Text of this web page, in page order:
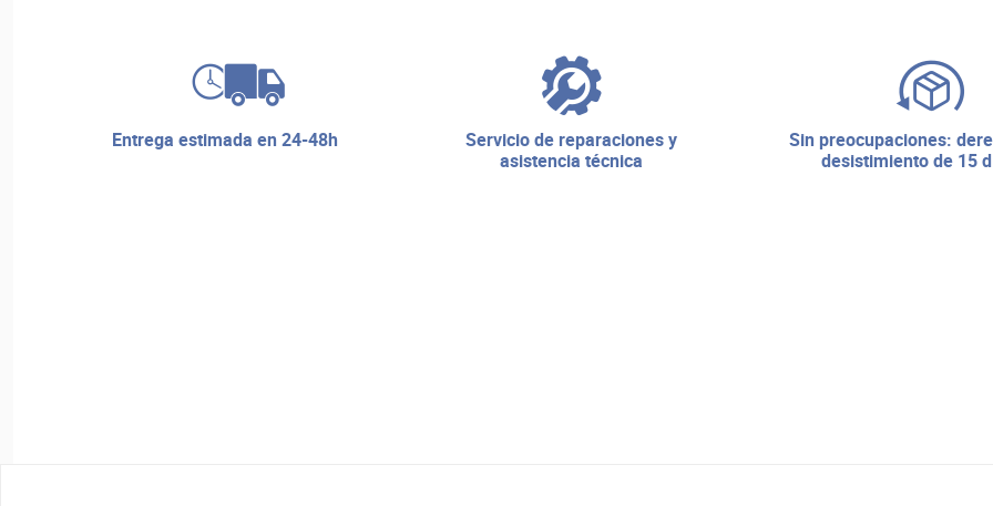
entrega estimada en 24-48h
servicio de reparaciones y
asistencia técnica
sin preocupaciones: derecho de
desistimiento de 15